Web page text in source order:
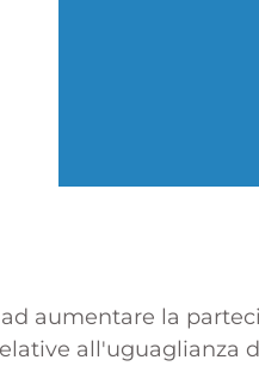
aumentare la
all'uguaglianza